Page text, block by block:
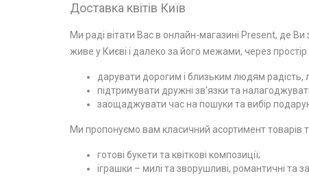
Доставка квітів Київ
Ми раді вітати Вас в онлайн-магазині Present, де Ви
живе у Києві і далеко за його межами, через простір
дарувати дорогим і близьким людям радість,
підтримувати дружні зв'язки та
заощаджувати час на пошуки та вибір
Ми пропонуємо вам класичний асортимент товарів
готові букети та квіткові композиції;
іграшки – милі та зворушливі, романтичні та